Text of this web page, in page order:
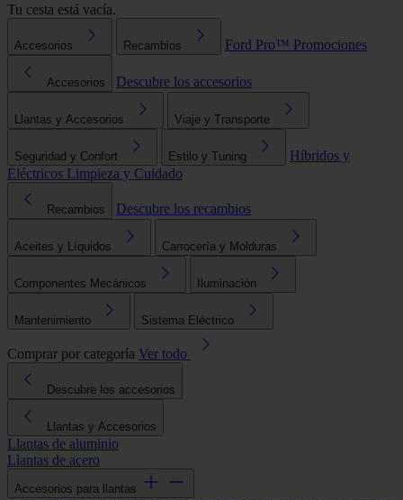
Tu cesta está vacía.
Accesorios Recambios Ford Pro™ Promociones
Accesorios Descubre los accesorios
Llantas y Accesorios Viaje y Transporte
Seguridad y Confort Estilo y Tuning
Híbridos y
Eléctricos Limpieza y Cuidado
Recambios Descubre los recambios
Aceites y Líquidos Carrocería y Molduras
Componentes Mecánicos Iluminación
Mantenimiento Sistema Eléctrico
Comprar por categoría Ver todo
Descubre los accesorios
Llantas y Accesorios
Llantas de aluminio
Llantas de acero
Accesorios para llantas